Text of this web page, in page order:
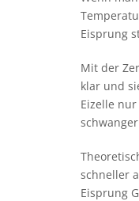
Eisprung
Mit der
klar und
Eizelle
schneller
Eisprung